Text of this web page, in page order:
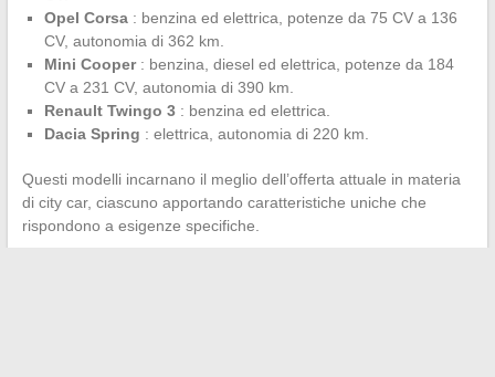
Opel Corsa: benzina ed elettrica, potenze da 75 CV a 136
CV, autonomia di 362 km.
Mini Cooper: benzina, diesel ed elettrica, potenze da 184
CV a 231 CV, autonomia di 390 km.
Renault Twingo 3: benzina ed elettrica.
Dacia Spring : elettrica, autonomia di 220 km.
Questi modelli incarnano il meglio dell’offerta attuale in materia
di city car, ciascuno apportando caratteristiche uniche che
rispondono a esigenze specifiche.